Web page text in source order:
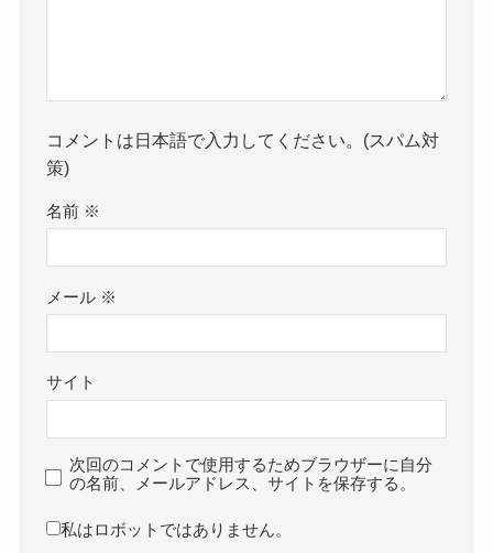
コメントは日本語で入力してください。(スパム対
策)
名前 ※
メール ※
サイト
次回のコメントで使用するためブラウザーに自分
の名前、メールアドレス、サイトを保存する。
私はロボットではありません。